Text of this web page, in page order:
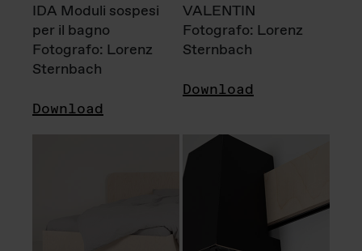
IDA Moduli sospesi
per il bagno
Fotografo: Lorenz
Sternbach
Download
VALENTIN
Fotografo: Lorenz
Sternbach
Download